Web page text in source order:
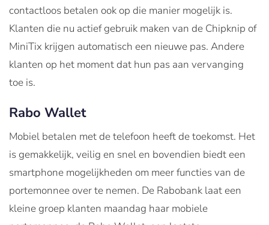
contactloos betalen ook op die manier mogelijk is.
Klanten die nu actief gebruik maken van de Chipknip of
MiniTix krijgen automatisch een nieuwe pas. Andere
klanten op het moment dat hun pas aan vervanging
toe is.
Rabo Wallet
Mobiel betalen met de telefoon heeft de toekomst. Het
is gemakkelijk, veilig en snel en bovendien biedt een
smartphone mogelijkheden om meer functies van de
portemonnee over te nemen. De Rabobank laat een
kleine groep klanten maandag haar mobiele